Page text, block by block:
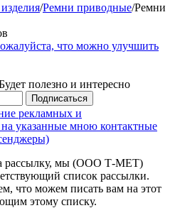
/Ремни приводные/Ремни
что можно улучшить
полезно и интересно
Подписаться
рекламных и
указанные мною контактные
рассылку, мы (ООО Т-МЕТ)
список рассылки.
что можем писать вам на этот
этому списку.